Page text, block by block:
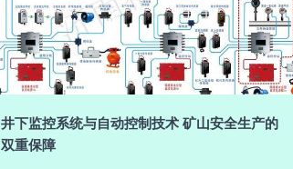
井下监控系统与自动控制技术 矿山安全生产的
双重保障